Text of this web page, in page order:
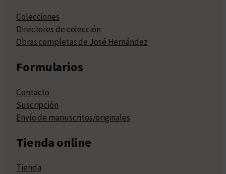
Colecciones
Directores de colección
Obras completas de José Hernández
Formularios
Contacto
Suscripción
Envío de manuscritos/originales
Tienda online
Tienda